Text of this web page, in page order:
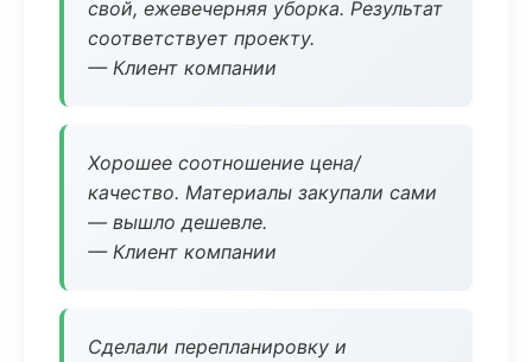
свой, ежевечерняя уборка. Результат
соответствует проекту.
— Клиент компании
Хорошее соотношение цена/
качество. Материалы закупали сами
— вышло дешевле.
— Клиент компании
Сделали перепланировку и